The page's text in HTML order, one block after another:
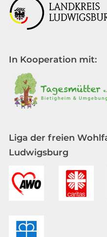
In Kooperation mit:
Liga der freien
Ludwigsburg